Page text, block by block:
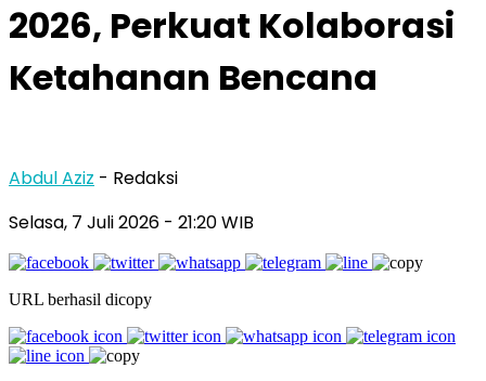
2026, Perkuat Kolaborasi
Ketahanan Bencana
Abdul Aziz - Redaksi
Selasa, 7 Juli 2026 - 21:20 WIB
URL berhasil dicopy